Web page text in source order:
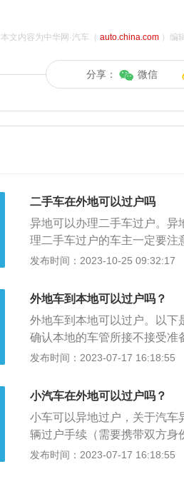
本文内容为中华网·汽车（ auto.china.com）编
分享： 微信
二手车在外地可以过户吗
异地可以办理二手车过户。异
理二手车过户的车主一定要注
备，因为不同的地方有不同的
有相关的转账资料：（1）身
的发票原件，有原票复印件
印件；（4）需要转车的机动
到当地车管所和远程车管所办
调查，确认车辆没有问题后，
复印件)②、机动车登记证书、
③、机动车查验记录表；④、
张，购置税完税证明；⑤、属
馆机动车所有权转移给非使(
发布时间：2023-10-25 09:32:17
外地车到本地可以过户吗？
外地车到本地可以过户。以下
确认本地的车管所接不接受准
不接收化油器车等。准备资料
的机动车登记证；各地有各
要求也不同。
发布时间：2023-07-17 16:18:55
小汽车在外地可以过户吗？
小车可以异地过户，关于汽车
辆过户手续（需要携带双方身
买方要有当地身份证或居住证
发布时间：2023-07-17 16:18:55